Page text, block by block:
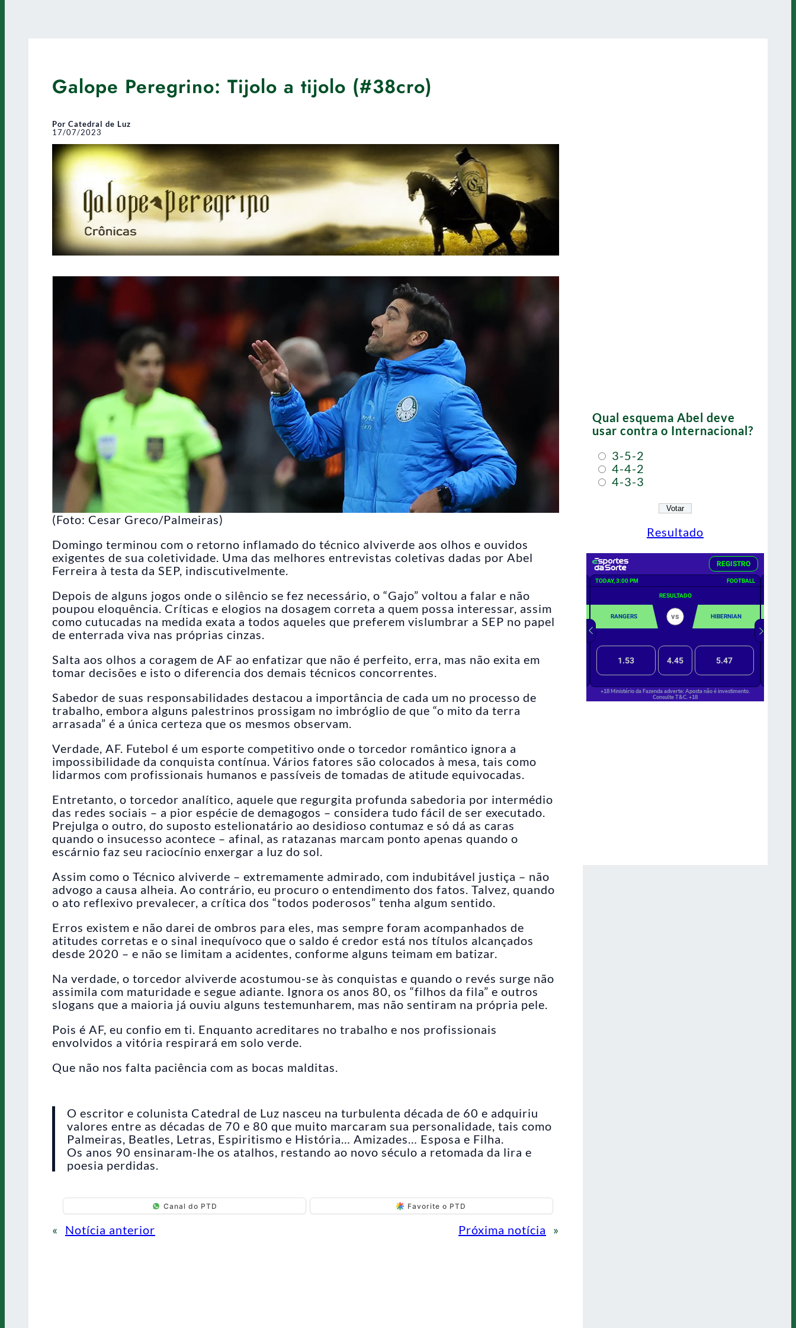
Galope Peregrino: Tijolo a tijolo (#38cro)
Por Catedral de Luz
17/07/2023
(Foto: Cesar Greco/Palmeiras)
Domingo terminou com o retorno inflamado do técnico alviverde aos olhos e ouvidos
exigentes de sua coletividade. Uma das melhores entrevistas coletivas dadas por Abel
Ferreira à testa da SEP, indiscutivelmente.
Depois de alguns jogos onde o silêncio se fez necessário, o “Gajo” voltou a falar e não
poupou eloquência. Críticas e elogios na dosagem correta a quem possa interessar, assim
como cutucadas na medida exata a todos aqueles que preferem vislumbrar a SEP no papel
de enterrada viva nas próprias cinzas.
Salta aos olhos a coragem de AF ao enfatizar que não é perfeito, erra, mas não exita em
tomar decisões e isto o diferencia dos demais técnicos concorrentes.
Sabedor de suas responsabilidades destacou a importância de cada um no processo de
trabalho, embora alguns palestrinos prossigam no imbróglio de que “o mito da terra
arrasada” é a única certeza que os mesmos observam.
Verdade, AF. Futebol é um esporte competitivo onde o torcedor romântico ignora a
impossibilidade da conquista contínua. Vários fatores são colocados à mesa, tais como
lidarmos com profissionais humanos e passíveis de tomadas de atitude equivocadas.
Entretanto, o torcedor analítico, aquele que regurgita profunda sabedoria por intermédio
das redes sociais – a pior espécie de demagogos – considera tudo fácil de ser executado.
Prejulga o outro, do suposto estelionatário ao desidioso contumaz e só dá as caras
quando o insucesso acontece – afinal, as ratazanas marcam ponto apenas quando o
escárnio faz seu raciocínio enxergar a luz do sol.
Assim como o Técnico alviverde – extremamente admirado, com indubitável justiça – não
advogo a causa alheia. Ao contrário, eu procuro o entendimento dos fatos. Talvez, quando
o ato reflexivo prevalecer, a crítica dos “todos poderosos” tenha algum sentido.
Erros existem e não darei de ombros para eles, mas sempre foram acompanhados de
atitudes corretas e o sinal inequívoco que o saldo é credor está nos títulos alcançados
desde 2020 – e não se limitam a acidentes, conforme alguns teimam em batizar.
Na verdade, o torcedor alviverde acostumou-se às conquistas e quando o revés surge não
assimila com maturidade e segue adiante. Ignora os anos 80, os “filhos da fila” e outros
slogans que a maioria já ouviu alguns testemunharem, mas não sentiram na própria pele.
Pois é AF, eu confio em ti. Enquanto acreditares no trabalho e nos profissionais
envolvidos a vitória respirará em solo verde.
Que não nos falta paciência com as bocas malditas.
O escritor e colunista Catedral de Luz nasceu na turbulenta década de 60 e adquiriu
valores entre as décadas de 70 e 80 que muito marcaram sua personalidade, tais como
Palmeiras, Beatles, Letras, Espiritismo e História… Amizades… Esposa e Filha.
Os anos 90 ensinaram-lhe os atalhos, restando ao novo século a retomada da lira e
poesia perdidas.
Canal do PTD Favorite o PTD
« Notícia anterior Próxima notícia »
Qual esquema Abel deve
usar contra o Internacional?
3-5-2
4-4-2
4-3-3
Resultado